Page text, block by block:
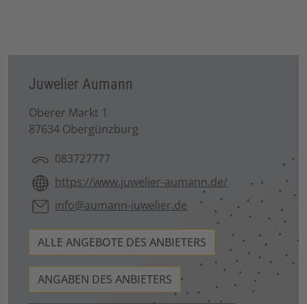
Juwelier Aumann
Oberer Markt 1
87634 Obergünzburg
083727777
https://www.juwelier-aumann.de/
info@aumann-juwelier.de
ALLE ANGEBOTE DES ANBIETERS
ANGABEN DES ANBIETERS